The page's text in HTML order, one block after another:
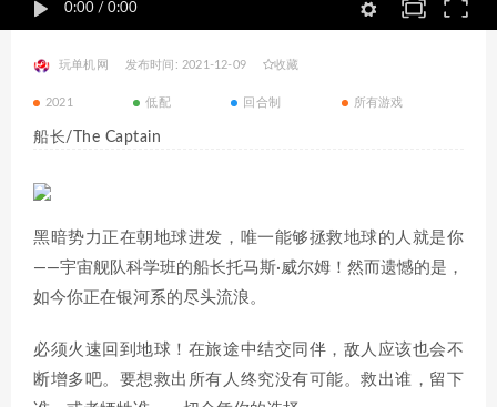
0:00 / 0:00
玩单机网 发布时间: 2021-12-09 收藏
2021 低配 回合制 所有游戏
船长/The Captain
黑暗势力正在朝地球进发，唯一能够拯救地球的人就是你
——宇宙舰队科学班的船长托马斯·威尔姆！然而遗憾的是，
如今你正在银河系的尽头流浪。
必须火速回到地球！在旅途中结交同伴，敌人应该也会不
断增多吧。要想救出所有人终究没有可能。救出谁，留下